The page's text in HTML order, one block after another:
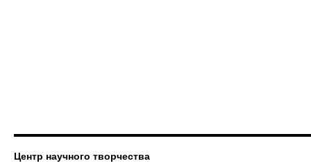
Центр научного творчества